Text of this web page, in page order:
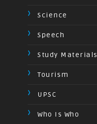
Science
Speech
Study Materials
Tourism
UPSC
Who Is Who